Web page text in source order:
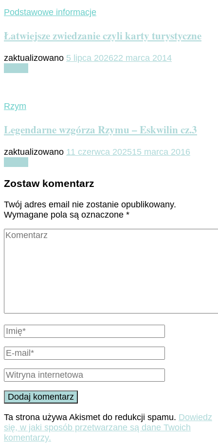
Podstawowe informacje
Łatwiejsze zwiedzanie czyli karty turystyczne
zaktualizowano 5 lipca 202622 marca 2014
Rzym
Legendarne wzgórza Rzymu – Eskwilin cz.3
zaktualizowano 11 czerwca 202515 marca 2016
Zostaw komentarz
Twój adres email nie zostanie opublikowany.
Wymagane pola są oznaczone *
Ta strona używa Akismet do redukcji spamu. Dowiedz
się, w jaki sposób przetwarzane są dane Twoich
komentarzy.